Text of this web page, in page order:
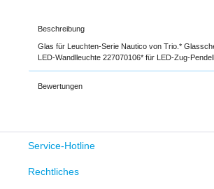
Beschreibung
Glas für Leuchten-Serie Nautico von Trio.*
LED-Wandlleuchte 227070106* für LED-Zug-
Bewertungen
Service-Hotline
Rechtliches